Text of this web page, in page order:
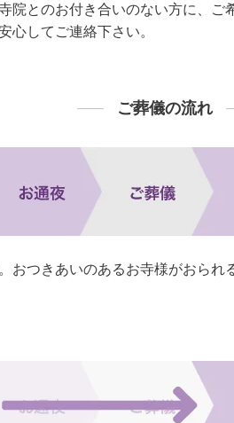
院とのお付き合いのない方に、ご
心してご連絡下さい。
ご葬儀の流れ
おつきあいのあるお寺様がおられ